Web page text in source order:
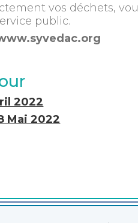
vos déchets,
public.
2022
Mai 2022